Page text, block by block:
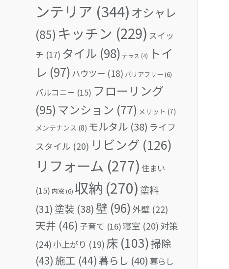
ンテリア (344) オシャレ
(85) キッチン (229) スイッ
チ (17) タイル (98) テラス (4)
トイ
レ (97) ハウツー (18) バリアフリー (6)
バルコニー (15) フローリング
(95)マンション (77) メリット (7)
メンテナンス (8) モルタル (38) ライフ
スタイル (20) リビング (126)
リフォーム (277) 住まい
(15) 内窓(6) 収納 (270) 塗料
(31) 塗装 (38) 壁 (96)外壁 (22)
天井 (46) 子育て (16)寝室 (20) 対策
(24)小上がり (19) 床 (103)掃除
(43) 施工 (44) 暮らし (40) 暮らし